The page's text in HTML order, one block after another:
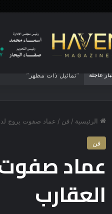
عاجلة “تماثيلٌ ذات مظهر”
الرئيسية / فن / عماد صفوت يروج
فن
عماد
العقارب